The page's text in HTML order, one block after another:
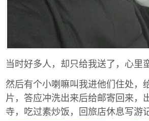
当时好多人，却只给我送了，心里
然后有个小喇嘛叫我进他们住处，
片，答应冲洗出来后给邮寄回来，
寺，吃过素炒饭，回旅店休息写游